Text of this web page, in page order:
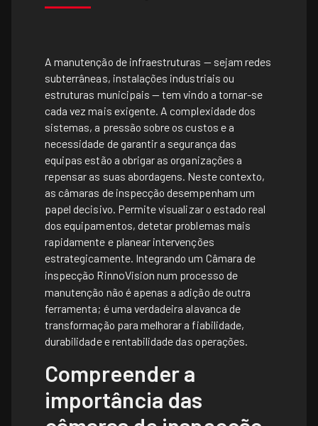
A manutenção de infraestruturas — sejam redes
subterrâneas, instalações industriais ou
estruturas municipais — tem vindo a tornar-se
cada vez mais exigente. A complexidade dos
sistemas, a pressão sobre os custos e a
necessidade de garantir a segurança das
equipas estão a obrigar as organizações a
repensar as suas abordagens. Neste contexto,
as câmaras de inspecção desempenham um
papel decisivo. Permite visualizar o estado real
dos equipamentos, detetar problemas mais
rapidamente e planear intervenções
estrategicamente. Integrando um Câmara de
inspecção RinnoVisionnum processo de
manutenção não é apenas a adição de outra
ferramenta; é uma verdadeira alavanca de
transformação para melhorar a fiabilidade,
durabilidade e rentabilidade das operações.
Compreender a
importância das